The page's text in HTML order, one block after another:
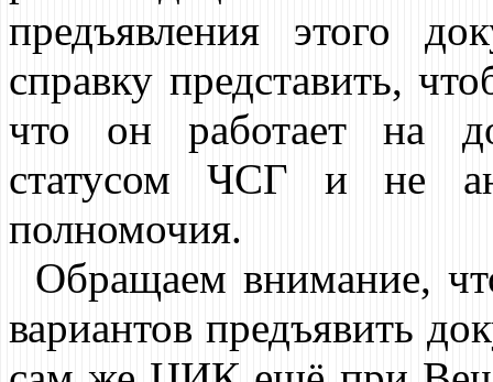
предъявления этого
справку представить,
что он работает на
статусом ЧСГ и не
полномочия.
Обращаем внимание,
вариантов предъявить